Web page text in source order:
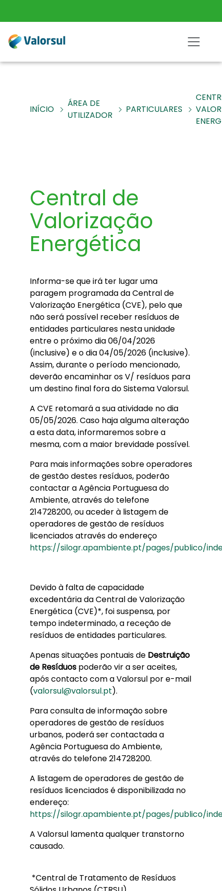
INÍCIO
ÁREA DE
UTILIZADOR
PARTICULARES
Central de
Valorização
Energética
Informa-se que irá ter lugar uma
paragem programada da Central de
Valorização Energética (CVE), pelo que
não será possível receber resíduos de
entidades particulares nesta unidade
entre o próximo dia 06/04/2026
(inclusive) e o dia 04/05/2026 (inclusive).
Assim, durante o período mencionado,
deverão encaminhar os V/ resíduos para
um destino final fora do Sistema Valorsul.
A CVE retomará a sua atividade no dia
05/05/2026. Caso haja alguma alteração
a esta data, informaremos sobre a
mesma, com a maior brevidade possível.
Para mais informações sobre operadores
de gestão destes resíduos, poderão
contactar a Agência Portuguesa do
Ambiente, através do telefone
214728200, ou aceder à listagem de
operadores de gestão de resíduos
licenciados através do endereço
https://silogr.apambiente.pt/pages/publico/
Devido à falta de capacidade
excedentária da Central de Valorização
Energética (CVE)*, foi suspensa, por
tempo indeterminado, a receção de
resíduos de entidades particulares.
Apenas situações pontuais de Destruição
de Resíduos poderão vir a ser aceites,
após contacto com a Valorsul por e-mail
(valorsul@valorsul.pt).
Para consulta de informação sobre
operadores de gestão de resíduos
urbanos, poderá ser contactada a
Agência Portuguesa do Ambiente,
através do telefone 214728200.
A listagem de operadores de gestão de
resíduos licenciados é disponibilizada no
endereço:
https://silogr.apambiente.pt/pages/publico/
A Valorsul lamenta qualquer transtorno
causado.
*Central de Tratamento de Resíduos